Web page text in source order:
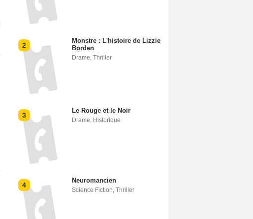
2
Monstre : L'histoire de Lizzie
Borden
Drame Thriller
3
Le Rouge et le Noir
Drame Historique
4
Neuromancien
Science Fiction Thriller